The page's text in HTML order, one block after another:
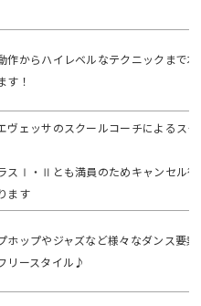
作からハイレベルなテクニックまで
す！
ヴェッサのスクールコーチによるス
スⅠ・Ⅱとも満員のためキャンセル待
ます
ホップやジャズなど様々なダンス要
リースタイル♪